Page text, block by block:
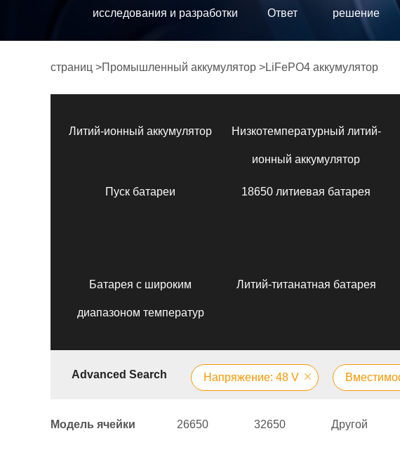
исследования и разработки
Ответ
решение
страниц >Промышленный аккумулятор >LiFePO4 аккумулятор
Литий-ионный аккумулятор Низкотемпературный литий-
ионный аккумулятор
Пуск батареи 18650 литиевая батарея
Батарея с широким
диапазоном температур
Литий-титанатная батарея
Advanced Search Напряжение: 48 V
Модель ячейки 26650 32650 Другой